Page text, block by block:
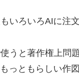
いろいろAIに注
うと著作権上問
っともらしい作